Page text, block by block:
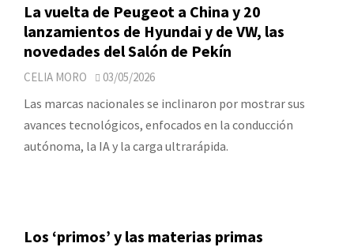
La vuelta de Peugeot a China y 20
lanzamientos de Hyundai y de VW, las
novedades del Salón de Pekín
CELIA MORO 03/05/2026
Las marcas nacionales se inclinaron por mostrar sus
avances tecnológicos, enfocados en la conducción
autónoma, la IA y la carga ultrarápida.
Los ‘primos’ y las materias primas